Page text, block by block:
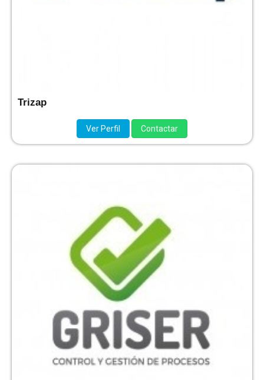
Trizap
Ver Perfil Contactar